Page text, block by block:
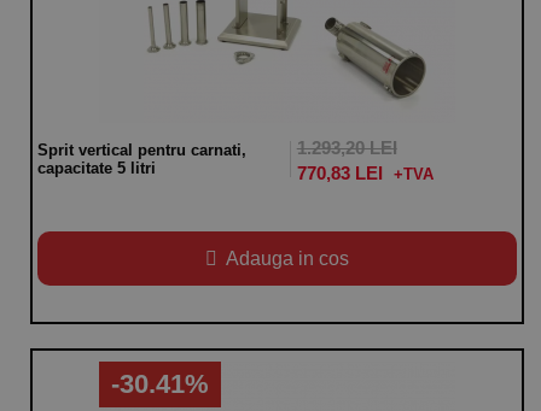
Sprit vertical pentru carnati,
capacitate 5 litri
1.293,20 LEI
770,83 LEI
Adauga in cos
-30.41%